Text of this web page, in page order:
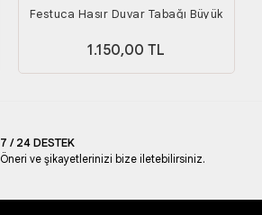
Festuca Hasır Duvar Tabağı Büyük
1.150,00 TL
7 / 24 DESTEK
Öneri ve şikayetlerinizi bize iletebilirsiniz.